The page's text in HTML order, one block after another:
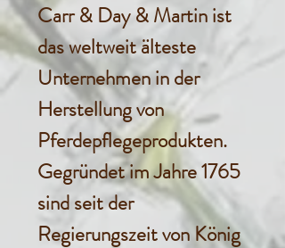
Carr & Day & Martin ist
das weltweit älteste
Unternehmen in der
Herstellung von
Pferdepflegeprodukten.
Gegründet im Jahre 1765
sind seit der
Regierungszeit von König